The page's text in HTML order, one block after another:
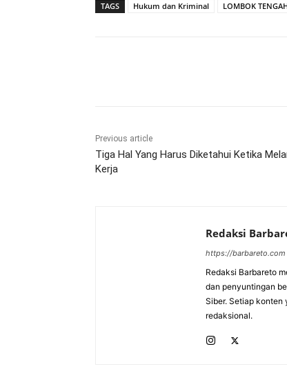
TAGS Hukum dan Kriminal LOMBOK
Previous article
Tiga Hal Yang Harus Diketahui Ketika
Kerja
Redaksi
https://barbareto.com
Redaksi Barbareto
dan penyuntingan
Siber. Setiap
redaksional.